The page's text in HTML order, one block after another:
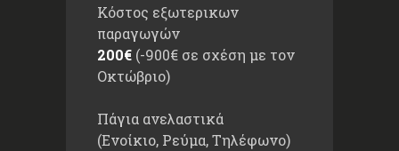
Κόστος εξωτερικων
παραγωγών
200€(-900€ σε σχέση με τον
Οκτώβριο)
Πάγια ανελαστικά
(Ενοίκιο, Ρεύμα, Τηλέφωνο)